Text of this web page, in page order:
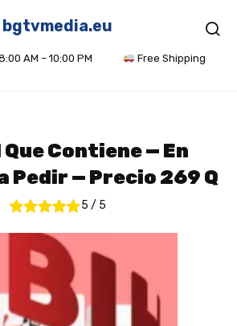
bgtvmedia.eu
AM – 10:00 PM Free Shipping
Contiene — En
Pedir — Precio 269 Q
5 / 5